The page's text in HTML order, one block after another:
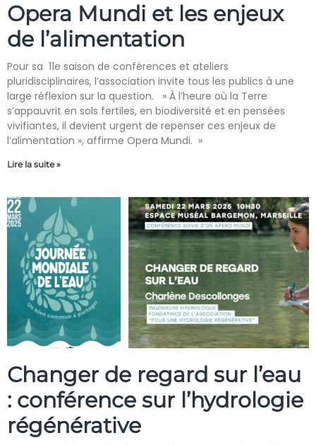
Opera Mundi et les enjeux
de l’alimentation
Pour sa 11e saison de conférences et ateliers
pluridisciplinaires, l’association invite tous les publics à une
large réflexion sur la question. » À l’heure où la Terre
s’appauvrit en sols fertiles, en biodiversité et en pensées
vivifiantes, il devient urgent de repenser ces enjeux de
l’alimentation », affirme Opera Mundi. »
Lire la suite »
Changer de regard sur l’eau
: conférence sur l’hydrologie
régénérative